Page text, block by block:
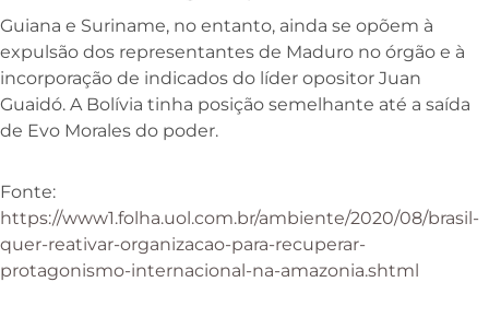
Guiana e Suriname, no entanto, ainda se opõem à
expulsão dos representantes de Maduro no órgão e à
incorporação de indicados do líder opositor Juan
Guaidó. A Bolívia tinha posição semelhante até a saída
de Evo Morales do poder.
Fonte:
https://www1.folha.uol.com.br/ambiente/2020/08/brasil-
quer-reativar-organizacao-para-recuperar-
protagonismo-internacional-na-amazonia.shtml